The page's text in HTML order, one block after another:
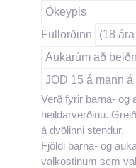
Ókeypis
Fullorðinn
(18
Aukarúm að
JOD 15 á mann á
Verð fyrir barna- og
heildarverðinu.
á dvölinni stendur.
Fjöldi barna- og
valkostinum sem